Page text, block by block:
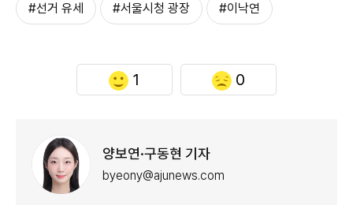
#선거 유세 #서울시청 광장 #이낙연
1 0
양보연·구동현 기자
byeony@ajunews.com